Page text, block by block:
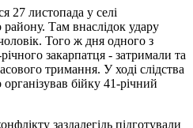
27 листопада у селі
району. Там внаслідок удару
Того ж дня одного з
закарпатця - затримали та
тримання. У ході слідства
бійку 41-річний
заздалегідь підготували